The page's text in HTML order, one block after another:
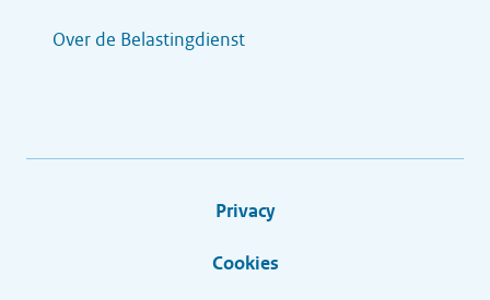
Over de Belastingdienst
Privacy
Cookies